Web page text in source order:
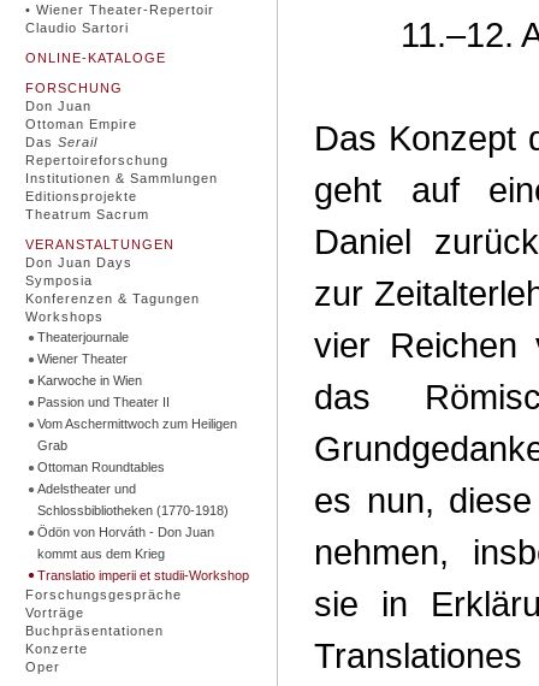
• Wiener Theater-Repertoir
Claudio Sartori
ONLINE-KATALOGE
FORSCHUNG
Don Juan
Ottoman Empire
Das Serail
Repertoireforschung
Institutionen & Sammlungen
Editionsprojekte
Theatrum Sacrum
VERANSTALTUNGEN
Don Juan Days
Symposia
Konferenzen & Tagungen
Workshops
Theaterjournale
Wiener Theater
Karwoche in Wien
Passion und Theater II
Vom Aschermittwoch zum Heiligen
Grab
Ottoman Roundtables
Adelstheater und
Schlossbibliotheken (1770-1918)
Ödön von Horváth - Don Juan
kommt aus dem Krieg
Translatio imperii et studii-Workshop
Forschungsgespräche
Vorträge
Buchpräsentationen
Konzerte
Oper
11.–12.
Das Konzept
geht auf
Daniel
zur
vier Reichen
das
es nun,
nehmen,
sie in